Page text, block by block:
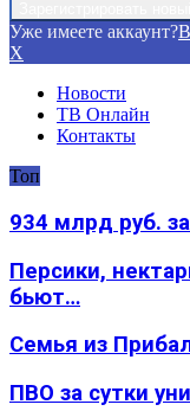
Уже имеете аккаунт?
X
Новости
ТВ Онлайн
Контакты
Топ
934 млрд руб.
Персики,
бьют…
Семья из
ПВО за сутки